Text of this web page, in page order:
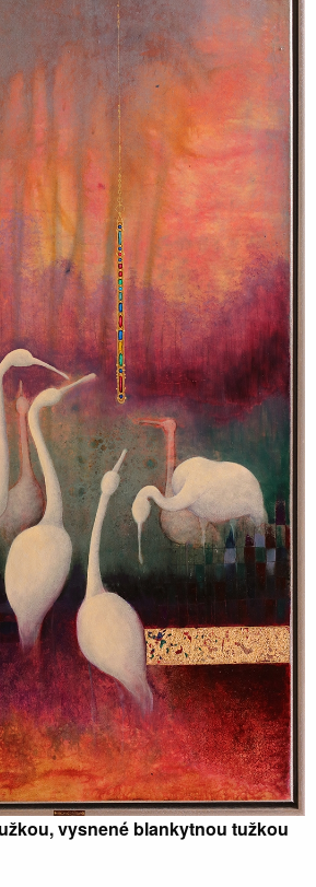
vysnené blankytnou tužkou